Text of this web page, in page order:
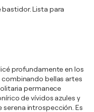
Lista para
profundamente en los
bellas artes
permanece
de vívidos azules y
serena introspección. Es